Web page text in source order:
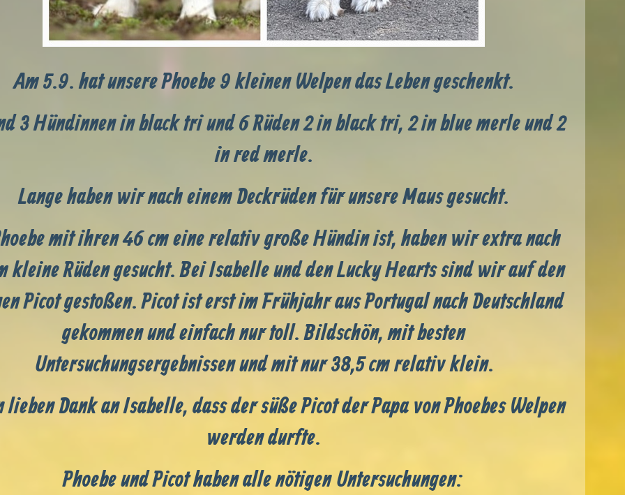
Am 5.9. hat unsere Phoebe 9 kleinen Welpen das Leben geschenkt.
3 Hündinnen in black tri und 6 Rüden 2 in black tri, 2 in blue merle und 2
in red merle.
Lange haben wir nach einem Deckrüden für unsere Maus gesucht.
mit ihren 46 cm eine relativ große Hündin ist, haben wir extra nach
kleine Rüden gesucht. Bei Isabelle und den Lucky Hearts sind wir auf den
Picot gestoßen. Picot ist erst im Frühjahr aus Portugal nach Deutschland
gekommen und einfach nur toll. Bildschön, mit besten
Untersuchungsergebnissen und mit nur 38,5 cm relativ klein.
lieben Dank an Isabelle, dass der süße Picot der Papa von Phoebes Welpen
werden durfte.
Phoebe und Picot haben alle nötigen Untersuchungen: